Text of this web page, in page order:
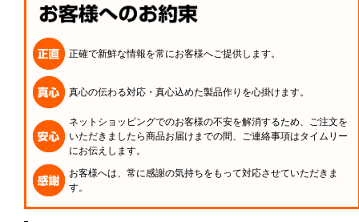
正確で新鮮な情報を常にお客様へご提供します。
真心の伝わる対応・真心込めた製品作りを心掛けます。
ネットショッピングでのお客様の不安を解消するため、ご注文を
いただきましたら商品お届けまでの間、ご連絡事項はタイムリー
にお伝えします。
お客様へは、常に感謝の気持ちをもって対応させていただきま
す。